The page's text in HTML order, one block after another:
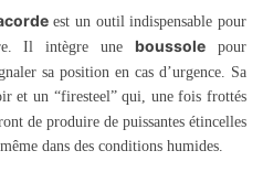
est un outil indispensable pour
Il intègre une boussole pour
sa position en cas d’urgence. Sa
et un “firesteel” qui, une fois frottés
de produire de puissantes étincelles
dans des conditions humides.